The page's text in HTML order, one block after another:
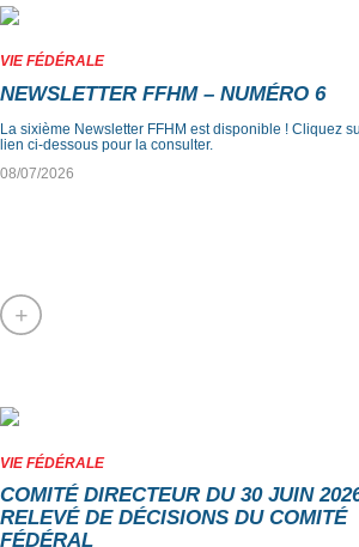
VIE FÉDÉRALE
NEWSLETTER FFHM – NUMÉRO 6
La sixième Newsletter FFHM est disponible ! Cliquez
lien ci-dessous pour la consulter.
08/07/2026
+
VIE FÉDÉRALE
COMITÉ DIRECTEUR DU 30 JUIN
RELEVÉ DE DÉCISIONS DU COMITÉ
FÉDÉRAL